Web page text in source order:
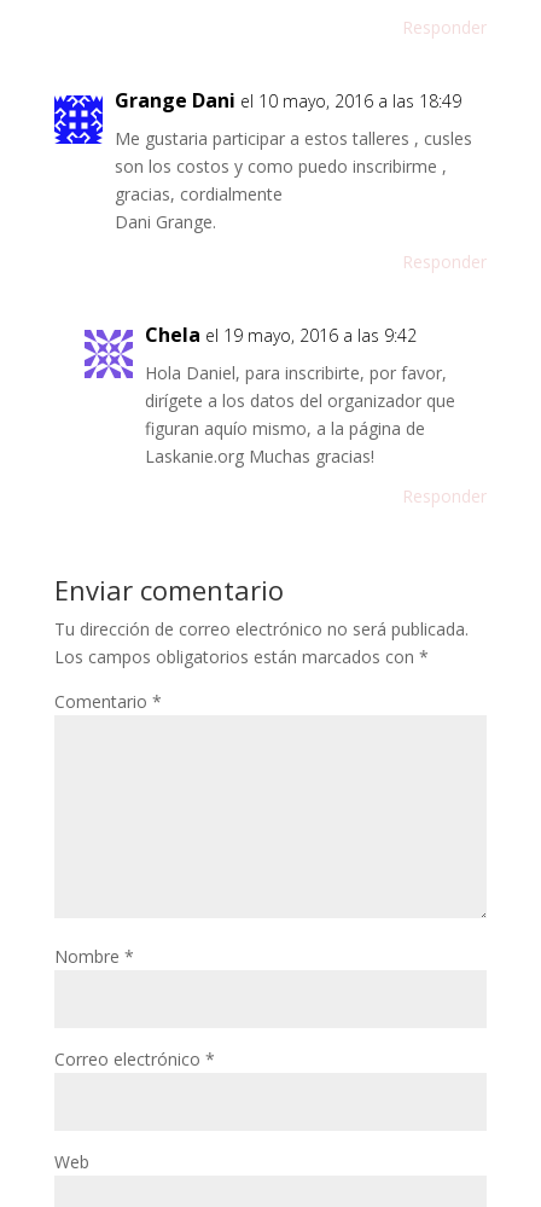
Responder
Grange Dani el 10 mayo, 2016 a las 18:49
Me gustaria participar a estos talleres , cusles
son los costos y como puedo inscribirme ,
gracias, cordialmente
Dani Grange.
Responder
Chela el 19 mayo, 2016 a las 9:42
Hola Daniel, para inscribirte, por favor,
dirígete a los datos del organizador que
figuran aquío mismo, a la página de
Laskanie.org Muchas gracias!
Responder
Enviar comentario
Tu dirección de correo electrónico no será publicada.
Los campos obligatorios están marcados con *
Comentario *
Nombre *
Correo electrónico *
Web